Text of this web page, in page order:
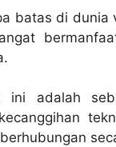
batas di
ini adalah